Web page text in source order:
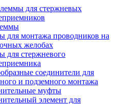
для стержневых
для монтажа проводников на
желобах
для стержневого
соединители для
и подземного монтажа
муфты
элемент для